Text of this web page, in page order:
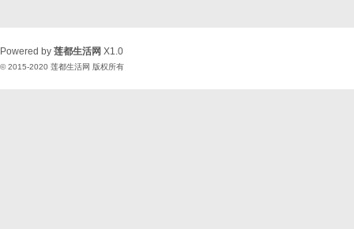
Powered by 莲都生活网 X1.0
© 2015-2020 莲都生活网 版权所有